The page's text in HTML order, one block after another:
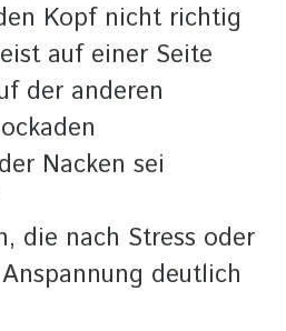
Kopf nicht richtig
auf einer Seite
der anderen
Nacken sei
die nach Stress oder
deutlich